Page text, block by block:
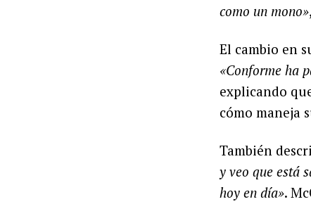
como un mono»
El cambio en
«Conforme ha
explicando
cómo maneja
También
y veo que está
hoy en día».